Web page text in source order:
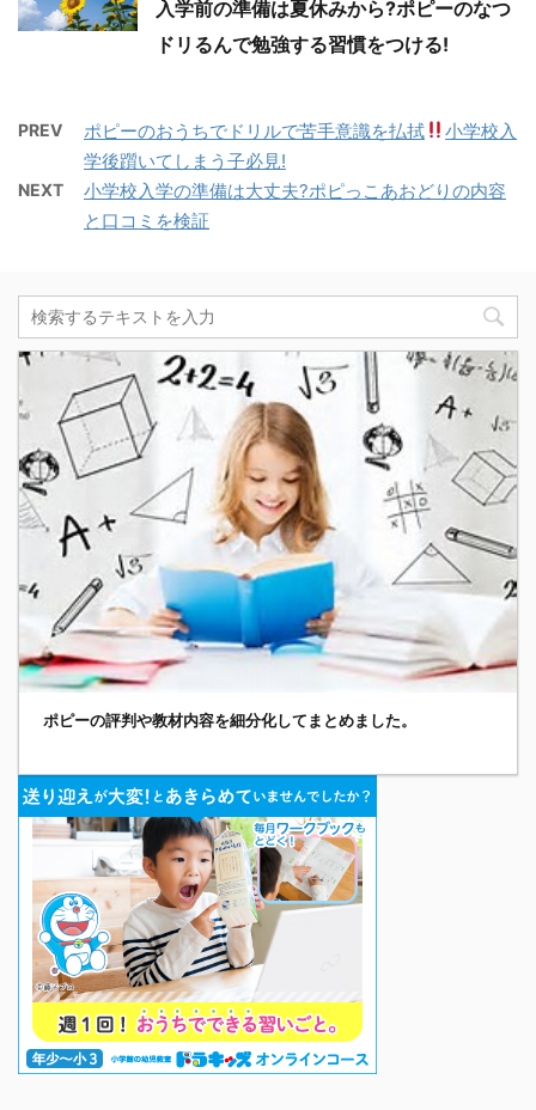
入学前の準備は夏休みから?ポピーのなつ
ドリるんで勉強する習慣をつける!
PREV ポピーのおうちでドリルで苦手意識を払拭
小学校入
学後躓いてしまう子必見!
NEXT
小学校入学の準備は大丈夫?ポピっこあおどりの内容
と口コミを検証
ポピーの評判や教材内容を細分化してまとめました。